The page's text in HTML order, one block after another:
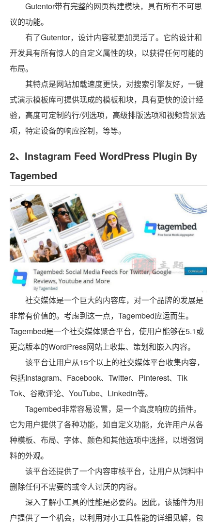
Gutentor带有完整的网页构建模块，具有所有不可思
议的功能。
有了Gutentor，设计内容就更加灵活了。它的设计和
开发具有所有惊人的自定义属性的块，以获得任何可能的
布局。
其特点是网站加载速度更快，对搜索引擎友好，一键
式演示模板库可提供现成的模板和块，具有更快的设计经
验，高度可定制的行/列选项，高级排版选项和视频背景选
项，特定设备的响应控制，等等。
2、Instagram Feed WordPress Plugin By
Tagembed
社交媒体是一个巨大的内容库，对一个品牌的发展是
非常有价值的。考虑到这一点，Tagembed应运而生。
Tagembed是一个社交媒体聚合平台，使用户能够在5.1或
更高版本的WordPress网站上收集、策划和嵌入内容。
该平台让用户从15个以上的社交媒体平台收集内容，
包括Instagram、Facebook、Twitter、Pinterest、Tik
Tok、谷歌评论、YouTube、Linkedin等。
Tagembed非常容易设置，是一个高度响应的插件。
它为用户提供了各种功能，如自定义功能，允许用户从各
种模板、布局、字体、颜色和其他选项中选择，以增强饲
料的外观。
该平台还提供了一个内容审核平台，让用户从饲料中
删除任何不需要的或令人讨厌的内容。
深入了解小工具的性能是必要的。因此，该插件为用
户提供了一个机会，以利用对小工具性能的详细见解，包